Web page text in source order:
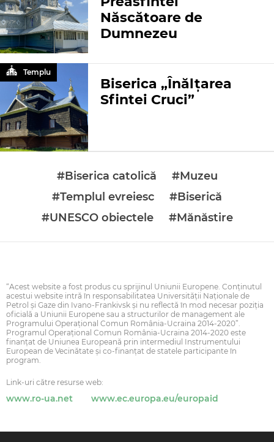
Născătoare de
Dumnezeu
Biserica „Înălțarea
Sfintei Cruci”
Templu
#Biserica catolică
#Muzeu
#Templul evreiesc
#Biserică
#UNESCO obiectele
#Mănăstire
“Acest website a fost produs cu sprijinul Uniunii Europene. Conţinutul
acestui website intră în responsabilitatea Universității Naționale de
Petrol și Gaze din Ivano-Frankivsk şi nu reflectă în mod necesar poziţia
oficială a Uniunii Europene sau a structurilor de management ale
Programului Operaţional Comun România-Ucraina 2014-2020”.
Programul Operaţional Comun România-Ucraina 2014-2020 este
finanţat de Uniunea Europeană prin intermediul Instrumentului
European de Vecinătate şi co-finanţat de statele participante în
program.
Link-uri către resurse web:
www.ro-ua.net www.ec.europa.eu/europaid